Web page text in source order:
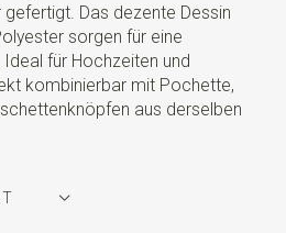
Das dezente Dessin
sorgen für eine
für Hochzeiten und
kombinierbar mit Pochette,
aus derselben